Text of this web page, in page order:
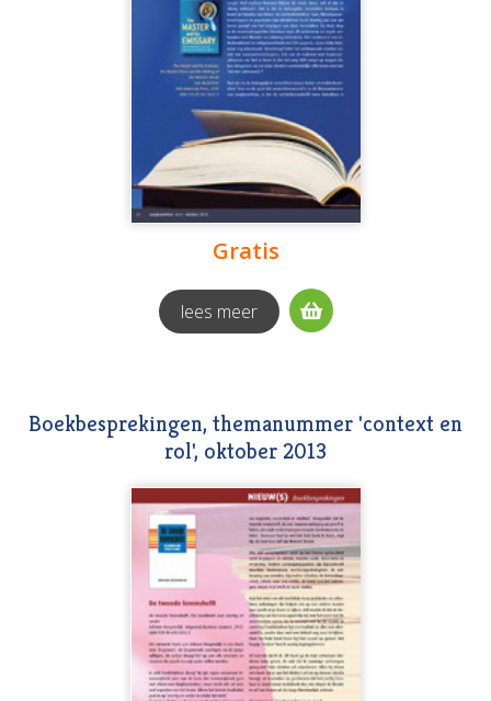
Gratis
lees meer
Boekbesprekingen, themanummer 'context en
rol', oktober 2013